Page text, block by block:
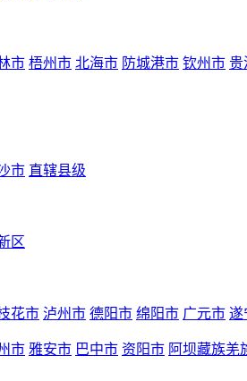
市 梧州市 北海市 防城港市 钦州市 贵
市 直辖县级
区
花市 泸州市 德阳市 绵阳市 广元市 遂
市 雅安市 巴中市 资阳市 阿坝藏族羌